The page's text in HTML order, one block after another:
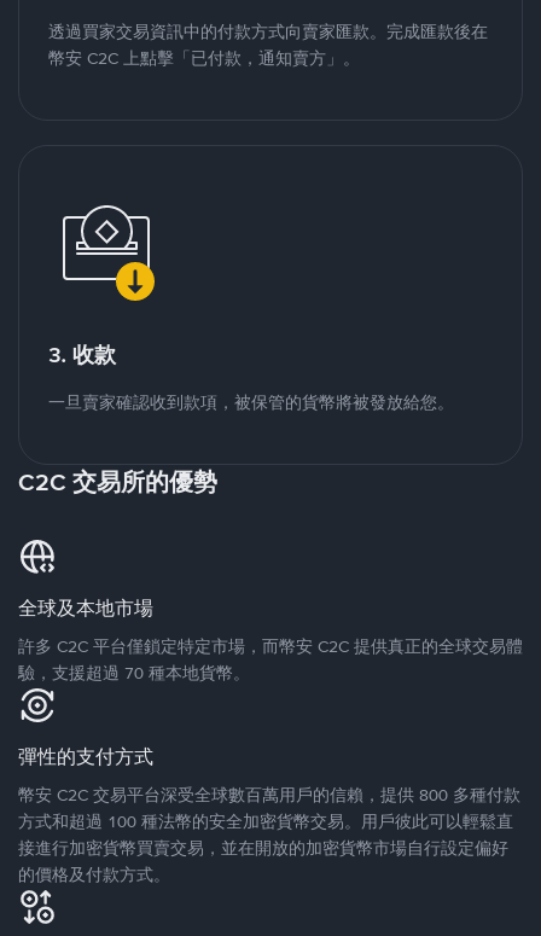
透過買家交易資訊中的付款方式向賣家匯款。完成匯款後在
幣安 C2C 上點擊「已付款，通知賣方」。
3. 收款
一旦賣家確認收到款項，被保管的貨幣將被發放給您。
C2C 交易所的優勢
全球及本地市場
許多 C2C 平台僅鎖定特定市場，而幣安 C2C 提供真正的全球交易體
驗，支援超過 70 種本地貨幣。
彈性的支付方式
幣安 C2C 交易平台深受全球數百萬用戶的信賴，提供 800 多種付款
方式和超過 100 種法幣的安全加密貨幣交易。用戶彼此可以輕鬆直
接進行加密貨幣買賣交易，並在開放的加密貨幣市場自行設定偏好
的價格及付款方式。